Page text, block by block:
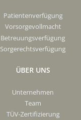
Patientenverfügung
Vorsorgevollmacht
Betreuungsverfügung
Sorgerechtsverfügung
ÜBER UNS
Unternehmen
Team
TÜV-Zertifizierung